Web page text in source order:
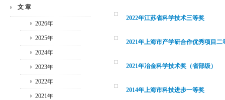
文 章
2026年
2025年
2024年
2023年
2022年
2021年
2022年江苏省科学技术三等奖
2021年上海市产学研合作优秀项目二
2021年冶金科学技术奖（省部级）
2014年上海市科技进步一等奖